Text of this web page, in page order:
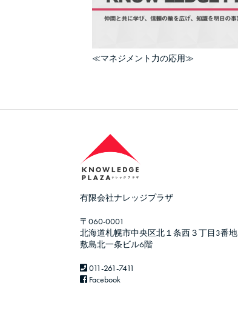
≪マネジメント力の応用≫
有限会社ナレッジプラザ
〒060-0001
北海道札幌市中央区北１条西３丁目3番地
敷島北一条ビル6階
011-261-7411
Facebook